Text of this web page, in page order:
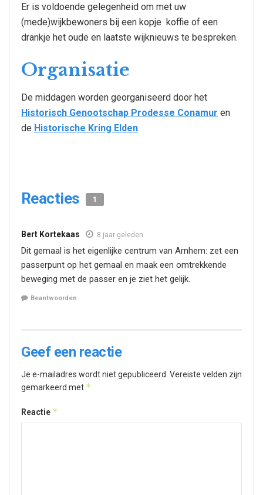
Er is voldoende gelegenheid om met uw
(mede)wijkbewoners bij een kopje koffie of een
drankje het oude en laatste wijknieuws te bespreken.
Organisatie
De middagen worden georganiseerd door het
Historisch Genootschap Prodesse Conamur en
de Historische Kring Elden.
Reacties 1
Bert Kortekaas 8 jaar geleden
Dit gemaal is het eigenlijke centrum van Arnhem: zet een
passerpunt op het gemaal en maak een omtrekkende
beweging met de passer en je ziet het gelijk.
Beantwoorden
Geef een reactie
Je e-mailadres wordt niet gepubliceerd. Vereiste velden zijn
gemarkeerd met *
Reactie *